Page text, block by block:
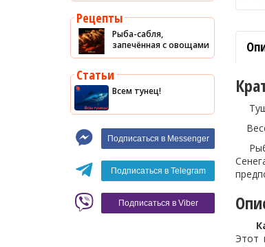
Соусы
Сладости
Рис
Оливки
Мясные изделия
Вино
Белое вино
Красное вино
Кофе
Blaser
Рецепты
Рыба-сабля,
запечённая с овощами
Статьи
Всем тунец!
Подписаться в Messenger
Подписаться в Telegram
Подписаться в Viber
Этот